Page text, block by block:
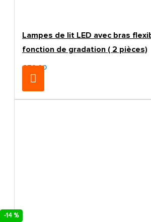
-14 %
Lampes de lit LED avec bras
fonction de gradation ( 2 pièces)
€79.00